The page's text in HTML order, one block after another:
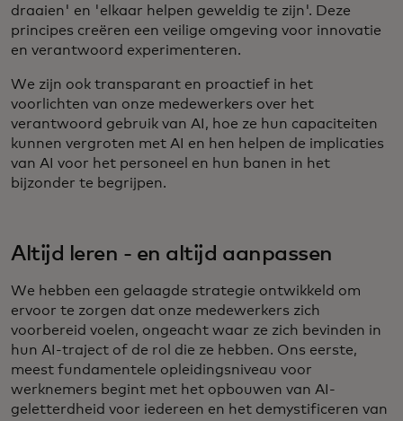
draaien' en 'elkaar helpen geweldig te zijn'. Deze
principes creëren een veilige omgeving voor innovatie
en verantwoord experimenteren.
We zijn ook transparant en proactief in het
voorlichten van onze medewerkers over het
verantwoord gebruik van AI, hoe ze hun capaciteiten
kunnen vergroten met AI en hen helpen de implicaties
van AI voor het personeel en hun banen in het
bijzonder te begrijpen.
Altijd leren - en altijd aanpassen
We hebben een gelaagde strategie ontwikkeld om
ervoor te zorgen dat onze medewerkers zich
voorbereid voelen, ongeacht waar ze zich bevinden in
hun AI-traject of de rol die ze hebben. Ons eerste,
meest fundamentele opleidingsniveau voor
werknemers begint met het opbouwen van AI-
geletterdheid voor iedereen en het demystificeren van